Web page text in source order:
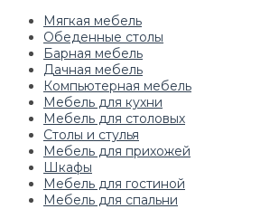
Мягкая мебель
Обеденные столы
Барная мебель
Дачная мебель
Компьютерная мебель
Мебель для кухни
Мебель для столовых
Столы и стулья
Мебель для прихожей
Шкафы
Мебель для гостиной
Мебель для спальни